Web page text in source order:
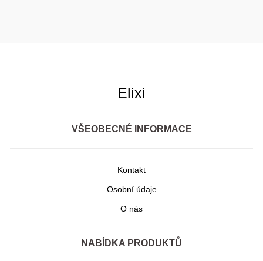
Elixi
VŠEOBECNÉ INFORMACE
Kontakt
Osobní údaje
O nás
NABÍDKA PRODUKTŮ